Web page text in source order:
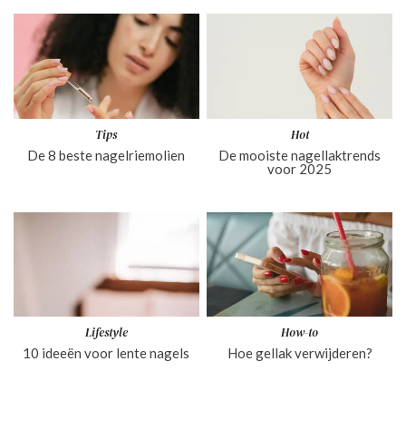
Tips
De 8 beste nagelriemolien
Hot
De mooiste nagellaktrends
voor 2025
Lifestyle
10 ideeën voor lente nagels
How-to
Hoe gellak verwijderen?